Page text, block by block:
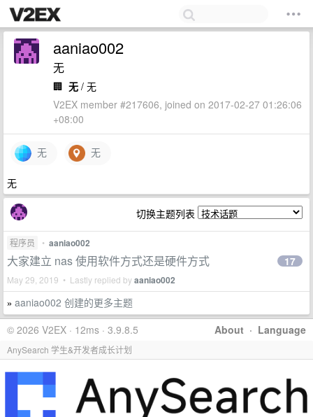
aaniao002
无
🏢 无 / 无
V2EX member #217606, joined on 2017-02-27 01:26:06
+08:00
无 无
无
切换主题列表
程序员 • aaniao002
大家建立 nas 使用软件方式还是硬件方式
May 29, 2019 • Lastly replied byaaniao002
17
» aaniao002 创建的更多主题
About · Language
© 2026 V2EX · 12ms · 3.9.8.5
AnySearch 学生&开发者成长计划